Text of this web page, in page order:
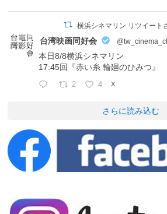
横浜シネマリン リツイート
台湾映画同好会
本日8/8横浜シネマリン
17:45回『赤い糸 輪廻のひみつ』
2 4 X
さらに読み込む